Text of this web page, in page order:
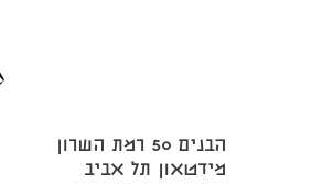
הבנים 50 רמת השרון
מידטאון תל אביב